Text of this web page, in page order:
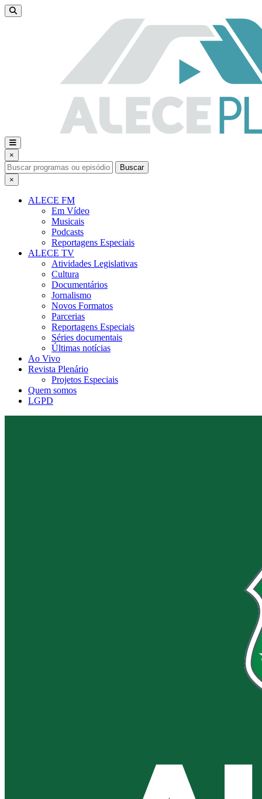
×
Buscar
×
ALECE FM
Em Vídeo
Musicais
Podcasts
Reportagens Especiais
ALECE TV
Atividades Legislativas
Cultura
Documentários
Jornalismo
Novos Formatos
Parcerias
Reportagens Especiais
Séries documentais
Últimas notícias
Ao Vivo
Revista Plenário
Projetos Especiais
Quem somos
LGPD